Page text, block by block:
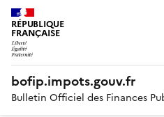
RÉPUBLIQUE
FRANÇAISE
bofip.impots.gouv.fr
Bulletin Officiel des Finances